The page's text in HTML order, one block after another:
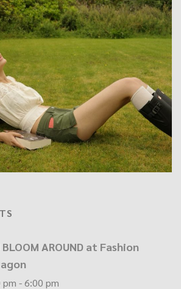
BLOOM AROUND at Fashion
pm -6:00 pm